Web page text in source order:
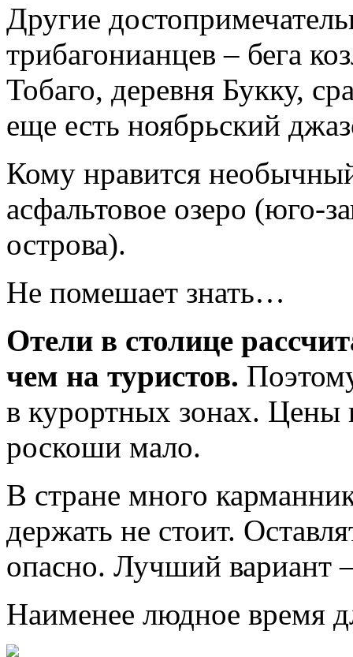
Другие
трибагонианцев – бега
Тобаго, деревня Букку,
еще есть ноябрьский
Кому нравится
асфальтовое озеро (юго-
острова).
Не помешает знать…
Отели в столице
чем на туристов.
в курортных зонах. Цены
роскоши мало.
В стране много
держать не стоит.
опасно. Лучший вариант
Наименее людное время